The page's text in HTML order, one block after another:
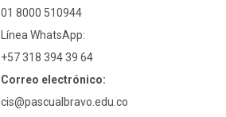
01 8000 510944
Línea WhatsApp:
+57 318 394 39 64
Correo electrónico:
cis@pascualbravo.edu.co